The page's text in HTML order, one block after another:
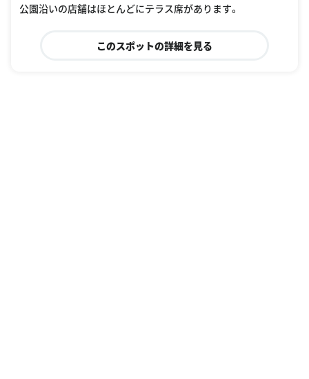
公園沿いの店舗はほとんどにテラス席があります。
このスポットの詳細を見る